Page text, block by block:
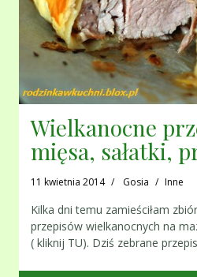
Wielkanocne
mięsa, sałatki,
11 kwietnia 2014 Gosia Inne
Kilka dni temu zamieściłam
przepisów wielkanocnych na
( kliknij TU). Dziś zebrane